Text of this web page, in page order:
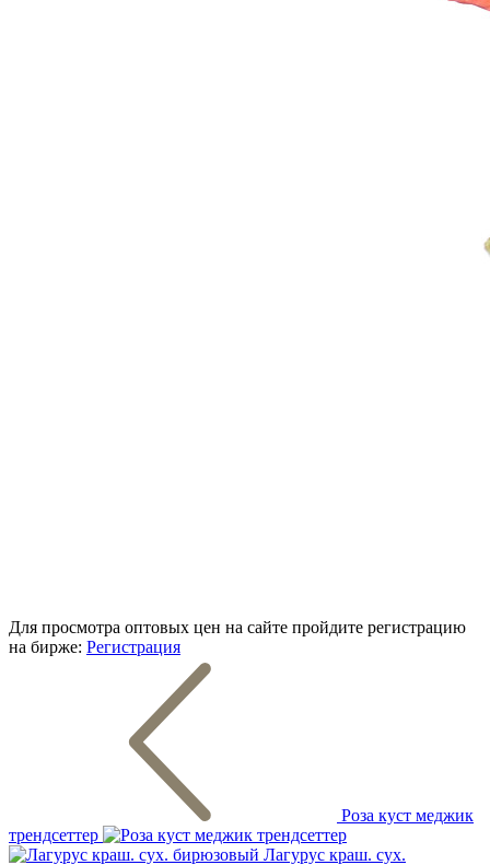
Для просмотра оптовых цен на сайте пройдите регистрацию
на бирже: Регистрация
Роза куст меджик
трендсеттер
Лагурус краш. сух.